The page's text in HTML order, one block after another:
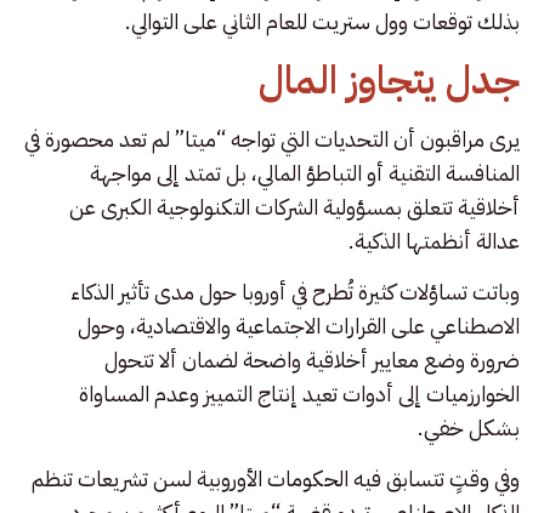
بذلك توقعات وول ستريت للعام الثاني على التوالي.
جدل يتجاوز المال
يرى مراقبون أن التحديات التي تواجه “ميتا” لم تعد محصورة في
المنافسة التقنية أو التباطؤ المالي، بل تمتد إلى مواجهة
أخلاقية تتعلق بمسؤولية الشركات التكنولوجية الكبرى عن
عدالة أنظمتها الذكية.
وباتت تساؤلات كثيرة تُطرح في أوروبا حول مدى تأثير الذكاء
الاصطناعي على القرارات الاجتماعية والاقتصادية، وحول
ضرورة وضع معايير أخلاقية واضحة لضمان ألا تتحول
الخوارزميات إلى أدوات تعيد إنتاج التمييز وعدم المساواة
بشكل خفي.
وفي وقتٍ تتسابق فيه الحكومات الأوروبية لسن تشريعات تنظم